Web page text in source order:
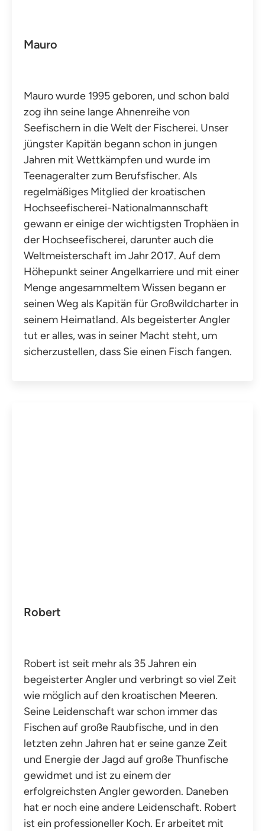
Mauro
Mauro wurde 1995 geboren, und schon bald
zog ihn seine lange Ahnenreihe von
Seefischern in die Welt der Fischerei. Unser
jüngster Kapitän begann schon in jungen
Jahren mit Wettkämpfen und wurde im
Teenageralter zum Berufsfischer. Als
regelmäßiges Mitglied der kroatischen
Hochseefischerei-Nationalmannschaft
gewann er einige der wichtigsten Trophäen in
der Hochseefischerei, darunter auch die
Weltmeisterschaft im Jahr 2017. Auf dem
Höhepunkt seiner Angelkarriere und mit einer
Menge angesammeltem Wissen begann er
seinen Weg als Kapitän für Großwildcharter in
seinem Heimatland. Als begeisterter Angler
tut er alles, was in seiner Macht steht, um
sicherzustellen, dass Sie einen Fisch fangen.
Robert
Robert ist seit mehr als 35 Jahren ein
begeisterter Angler und verbringt so viel Zeit
wie möglich auf den kroatischen Meeren.
Seine Leidenschaft war schon immer das
Fischen auf große Raubfische, und in den
letzten zehn Jahren hat er seine ganze Zeit
und Energie der Jagd auf große Thunfische
gewidmet und ist zu einem der
erfolgreichsten Angler geworden. Daneben
hat er noch eine andere Leidenschaft. Robert
ist ein professioneller Koch. Er arbeitet mit